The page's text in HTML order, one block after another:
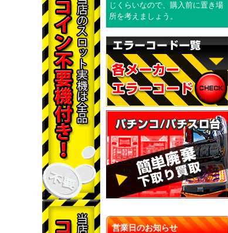
じくらいなので、購入前に置き場
所を考えましょう。
営業日のお知らせ